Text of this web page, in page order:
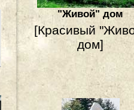
"Живой" дом
[Красивый
дом]